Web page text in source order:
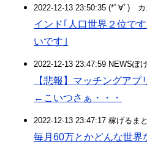
2022-12-13 23:50:35 (*ﾟ∀ﾟ)ゞ
インド｢人口世界２位で
いです｣
2022-12-13 23:47:59 NEWSぽ
【悲報】マッチングアプ
←こいつさぁ・・・
2022-12-13 23:47:17 稼げるま
毎月60万とかどんな世界